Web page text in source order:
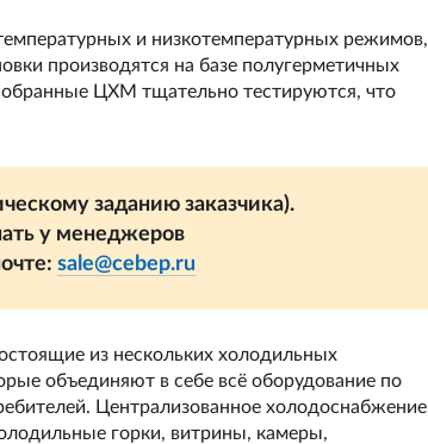
и низкотемпературных режимов,
производятся на базе полугерметичных
ЦХМ тщательно тестируются, что
заданию заказчика).
у менеджеров
sale@cebep.ru
из нескольких холодильных
объединяют в себе всё оборудование по
Централизованное холодоснабжение
горки, витрины, камеры,